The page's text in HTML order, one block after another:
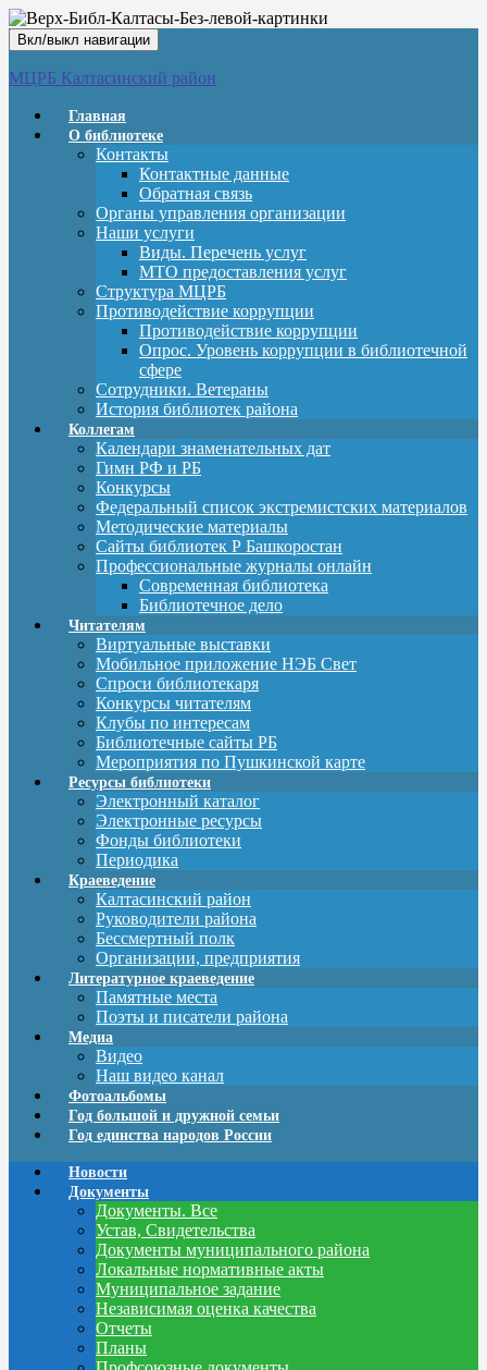
Вкл/выкл навигации
МЦРБ Калтасинский район
Главная
О библиотеке
Контакты
Контактные данные
Обратная связь
Органы управления организации
Наши услуги
Виды. Перечень услуг
МТО предоставления услуг
Структура МЦРБ
Противодействие коррупции
Противодействие коррупции
Опрос. Уровень коррупции в библиотечной
сфере
Сотрудники. Ветераны
История библиотек района
Коллегам
Календари знаменательных дат
Гимн РФ и РБ
Конкурсы
Федеральный список экстремистских материалов
Методические материалы
Сайты библиотек Р Башкоростан
Профессиональные журналы онлайн
Современная библиотека
Библиотечное дело
Читателям
Виртуальные выставки
Мобильное приложение НЭБ Свет
Спроси библиотекаря
Конкурсы читателям
Клубы по интересам
Библиотечные сайты РБ
Мероприятия по Пушкинской карте
Ресурсы библиотеки
Электронный каталог
Электронные ресурсы
Фонды библиотеки
Периодика
Краеведение
Калтасинский район
Руководители района
Бессмертный полк
Организации, предприятия
Литературное краеведение
Памятные места
Поэты и писатели района
Медиа
Видео
Наш видео канал
Фотоальбомы
Год большой и дружной семьи
Год единства народов России
Новости
Документы
Документы. Все
Устав, Свидетельства
Документы муниципального района
Локальные нормативные акты
Муниципальное задание
Независимая оценка качества
Отчеты
Планы